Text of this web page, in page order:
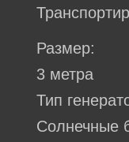
Размер:
3 метра
Тип
Солнечные